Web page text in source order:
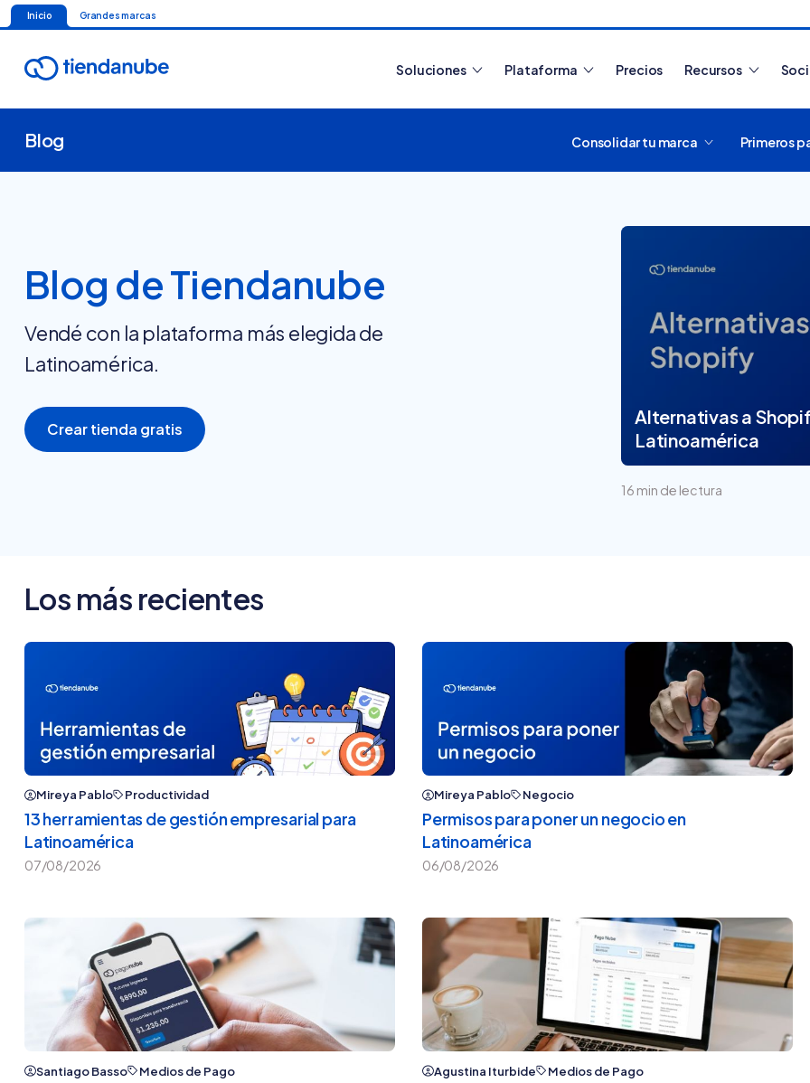
Inicio Grandes marcas
Soluciones Plataforma Precios Recursos
crear y usar una tienda
online
Blog Consolidar tu marca Primeros
Blog de Tiendanube
Vendé con la plataforma más elegida de
Latinoamérica.
Crear tienda gratis
Alternativas a
Latinoamérica
16 min de lectura
Los más recientes
Mireya Pablo Productividad
13 herramientas de gestión empresarial para
Latinoamérica
07/08/2026
Mireya Pablo Negocio
Permisos para poner un negocio en
Latinoamérica
06/08/2026
Santiago Basso Medios de Pago Agustina Iturbide Medios de Pago